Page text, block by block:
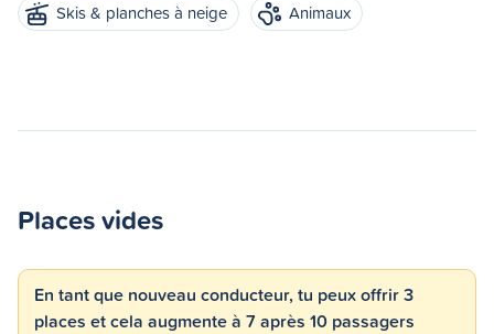
Skis & planches à neige
Animaux
Places vides
En tant que nouveau conducteur, tu peux offrir 3
places et cela augmente à 7 après 10 passagers